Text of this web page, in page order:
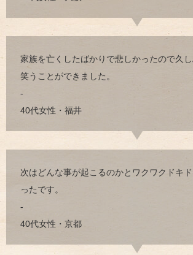
家族を亡くしたばかりで悲しかったので久
笑うことができました。
-
40代女性・福井
次はどんな事が起こるのかとワクワクドキ
ったです。
-
40代女性・京都